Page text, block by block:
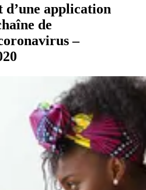
application
de
–